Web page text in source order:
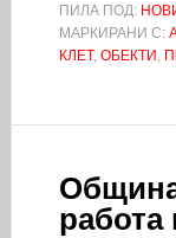
ПИЛА ПОД:
МАРКИРАНИ С:
КЛЕТ, ОБЕКТИ ,
работа